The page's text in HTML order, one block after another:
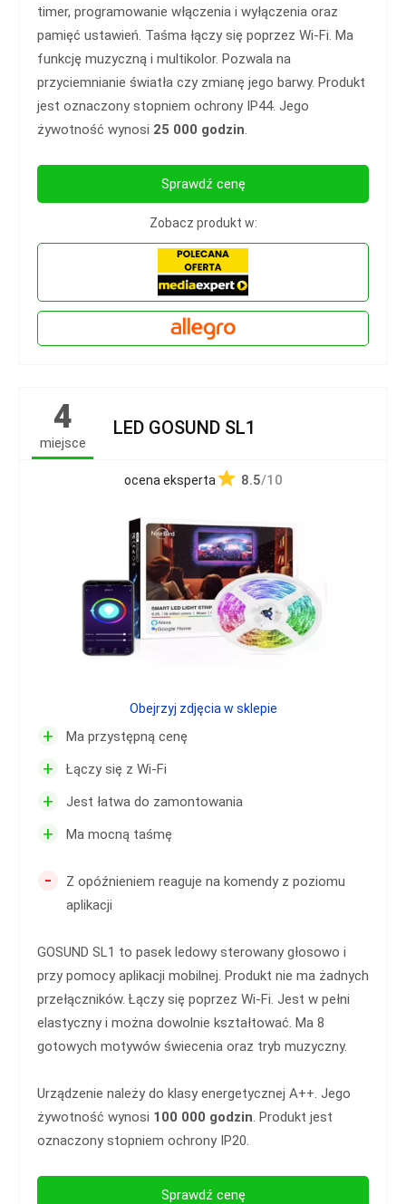
timer, programowanie włączenia i wyłączenia oraz
pamięć ustawień. Taśma łączy się poprzez Wi-Fi. Ma
funkcję muzyczną i multikolor. Pozwala na
przyciemnianie światła czy zmianę jego barwy. Produkt
jest oznaczony stopniem ochrony IP44. Jego
żywotność wynosi 25 000 godzin.
Sprawdź cenę
Zobacz produkt w:
4
miejsce
LED GOSUND SL1
ocena eksperta 8.5/10
+ Ma przystępną cenę
+ Łączy się z Wi-Fi
+ Jest łatwa do zamontowania
+ Ma mocną taśmę
-
Z opóźnieniem reaguje na komendy z poziomu
aplikacji
GOSUND SL1 to pasek ledowy sterowany głosowo i
przy pomocy aplikacji mobilnej. Produkt nie ma żadnych
przełączników. Łączy się poprzez Wi-Fi. Jest w pełni
elastyczny i można dowolnie kształtować. Ma 8
gotowych motywów świecenia oraz tryb muzyczny.
Urządzenie należy do klasy energetycznej A++. Jego
żywotność wynosi 100 000 godzin. Produkt jest
oznaczony stopniem ochrony IP20.
Obejrzyj zdjęcia w sklepie
Sprawdź cenę